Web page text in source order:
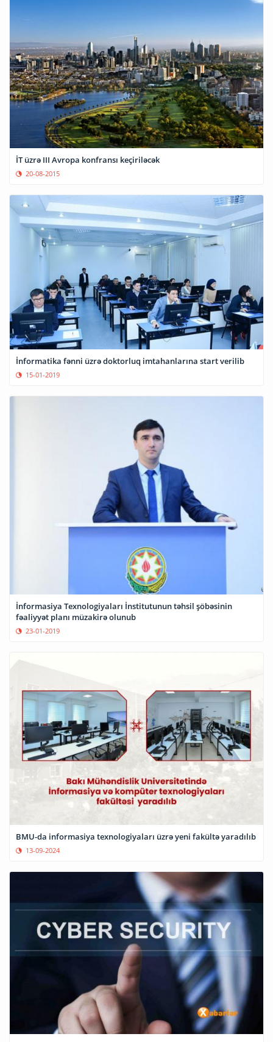
İT üzrə III Avropa konfransı keçiriləcək
20-08-2015
İnformatika fənni üzrə doktorluq imtahanlarına start verilib
15-01-2019
İnformasiya Texnologiyaları İnstitutunun təhsil şöbəsinin
fəaliyyət planı müzakirə olunub
23-01-2019
BMU-da informasiya texnologiyaları üzrə yeni fakültə yaradılıb
13-09-2024